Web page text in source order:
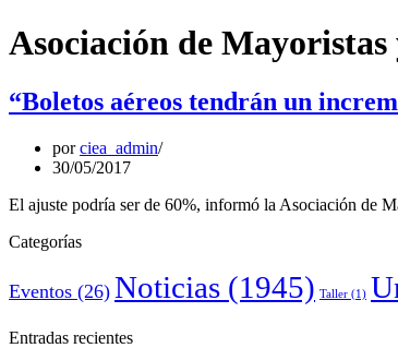
Asociación de
“Boletos aéreos tendrán un
porciea_admin
30/05/2017
El ajuste podría ser de 60%, informó la Asociación de
Categorías
Eventos (26) Noticias (1945) Taller (1)
Entradas recientes